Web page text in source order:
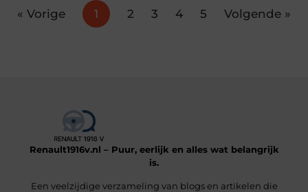
« Vorige 1 2 3 4 5 Volgende »
Renault1916v.nl – Puur, eerlijk en alles wat belangrijk
is.
Een veelzijdige verzameling van blogs en artikelen die